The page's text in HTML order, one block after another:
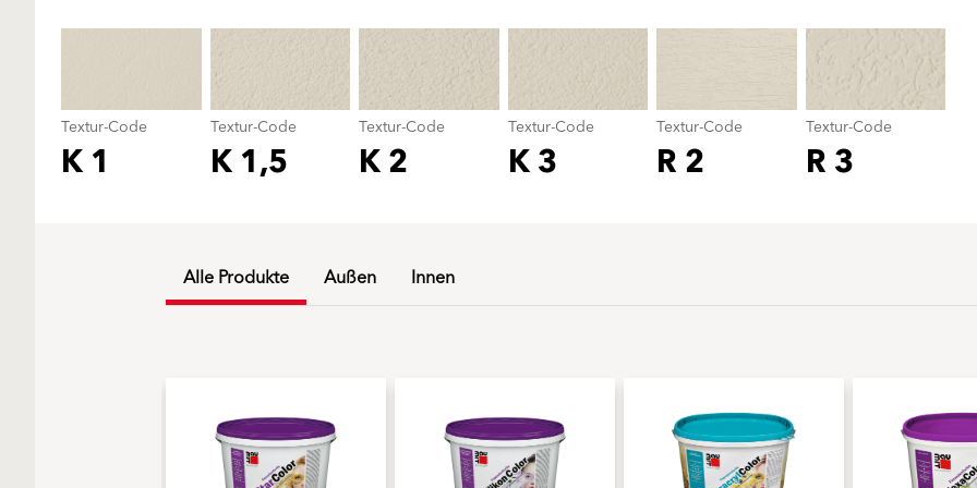
Textur-Code
K 1
Textur-Code
K 1,5
Textur-Code
K 2
Textur-Code
K 3
Textur-Code
R 2
Textur-Code
R 3
Alle Produkte Außen Innen